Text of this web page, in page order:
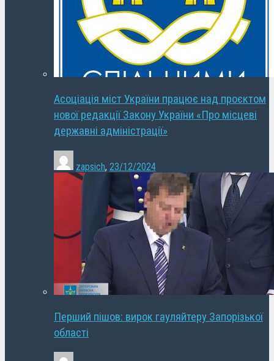
Асоціація міст України працює над проєктом
нової редакції Закону України «Про місцеві
державні адміністрації»
zapsich, 23/12/2024
Перший пішов: вирок гауляйтеру Запорізької
області